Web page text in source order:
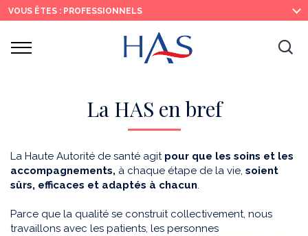
Recherche
Menu
principal
Contenu
principal
VOUS ÊTES : PROFESSIONNELS
Ouvrir
La HAS en bref
La Haute Autorité de santé agit pour que les soins et les
accompagnements, à chaque étape de la vie, soient
sûrs, efficaces et adaptés à chacun.
Parce que la qualité se construit collectivement, nous
travaillons avec les patients, les personnes